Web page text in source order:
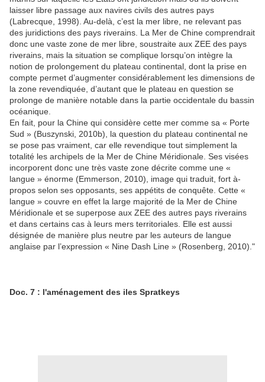
laisser libre passage aux navires civils des autres pays
(Labrecque, 1998). Au-delà, c’est la mer libre, ne relevant pas
des juridictions des pays riverains. La Mer de Chine comprendrait
donc une vaste zone de mer libre, soustraite aux ZEE des pays
riverains, mais la situation se complique lorsqu’on intègre la
notion de prolongement du plateau continental, dont la prise en
compte permet d’augmenter considérablement les dimensions de
la zone revendiquée, d’autant que le plateau en question se
prolonge de manière notable dans la partie occidentale du bassin
océanique.
En fait, pour la Chine qui considère cette mer comme sa « Porte
Sud » (Buszynski, 2010b), la question du plateau continental ne
se pose pas vraiment, car elle revendique tout simplement la
totalité les archipels de la Mer de Chine Méridionale. Ses visées
incorporent donc une très vaste zone décrite comme une «
langue » énorme (Emmerson, 2010), image qui traduit, fort à-
propos selon ses opposants, ses appétits de conquête. Cette «
langue » couvre en effet la large majorité de la Mer de Chine
Méridionale et se superpose aux ZEE des autres pays riverains
et dans certains cas à leurs mers territoriales. Elle est aussi
désignée de manière plus neutre par les auteurs de langue
anglaise par l’expression « Nine Dash Line » (Rosenberg, 2010)."
Doc. 7 : l'aménagement des iles Spratkeys